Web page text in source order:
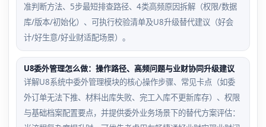
准判断方法、5步最短排查路径、4类高频原因拆解（权限/数据
库/版本/初始化）、可执行校验清单及U8升级替代建议（好会
计/好生意/好业财适配场景）。
U8委外管理怎么做：操作路径、高频问题与业财协同升级建议
详解U8系统中委外管理模块的核心操作步骤、常见卡点（如委
外订单无法下推、材料出库失败、完工入库不更新库存）、权限
与基础档案配置要点，并提供委外业务场景下的替代方案评估：